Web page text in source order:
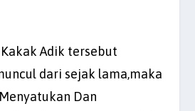
Adik tersebut
dari sejak lama,maka
Dan